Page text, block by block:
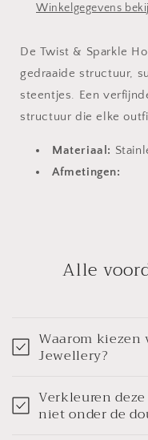
Winkelgegevens
De Twist & Sparkle
gedraaide structuur,
steentjes. Een
structuur die elke
Materiaal:
Afmetingen:
Alle
Waarom kiezen
Jewellery?
Verkleuren
niet onder de